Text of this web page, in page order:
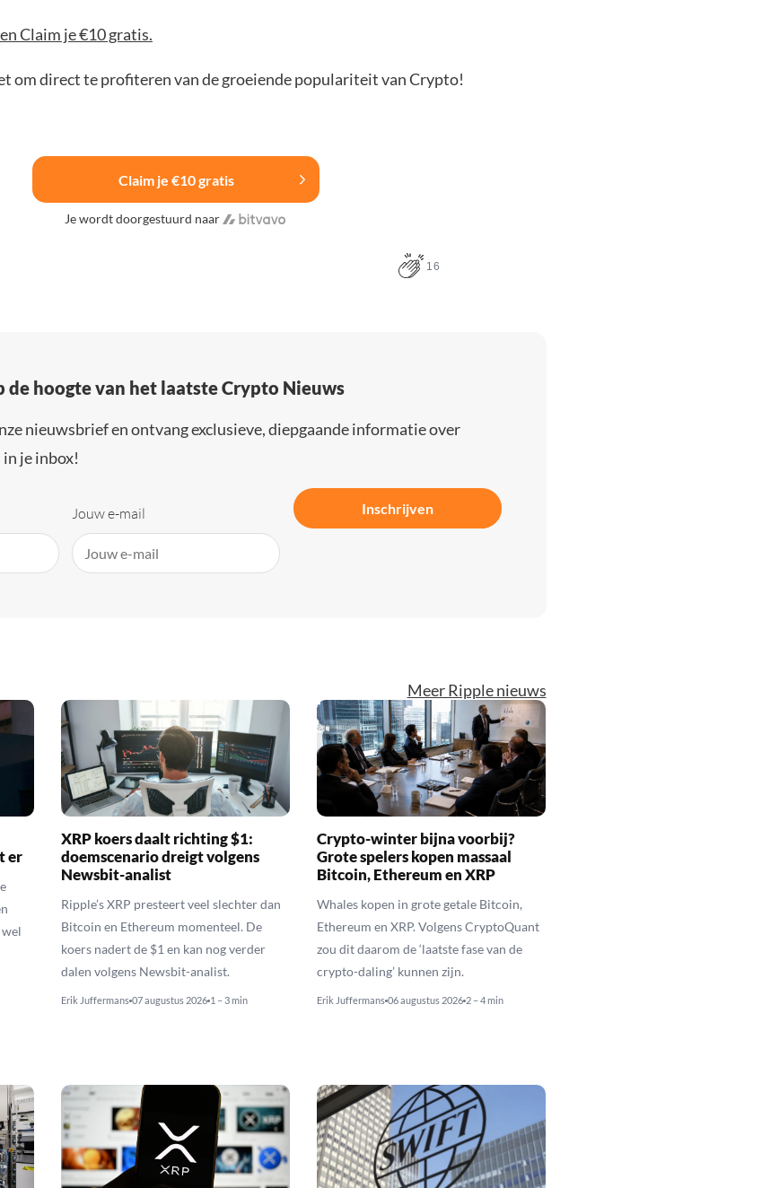
Claim je €10 gratis.
om direct te profiteren van de groeiende populariteit van Crypto!
Claim je €10 gratis
Je wordt doorgestuurd naar
16
de hoogte van het laatste Crypto Nieuws
nieuwsbrief en ontvang exclusieve, diepgaande informatie over
je inbox!
Jouw e-mail Inschrijven
Meer Ripple nieuws
er
XRP koers daalt richting $1:
doemscenario dreigt volgens
Newsbit-analist
Ripple’s XRP presteert veel slechter dan
Bitcoin en Ethereum momenteel. De
koers nadert de $1 en kan nog verder
dalen volgens Newsbit-analist.
Erik Juffermans 07 augustus 2026 1 – 3 min
Crypto-winter bijna voorbij?
Grote spelers kopen massaal
Bitcoin, Ethereum en XRP
Whales kopen in grote getale Bitcoin,
Ethereum en XRP. Volgens CryptoQuant
zou dit daarom de ‘laatste fase van de
crypto-daling’ kunnen zijn.
Erik Juffermans 06 augustus 2026 2 – 4 min